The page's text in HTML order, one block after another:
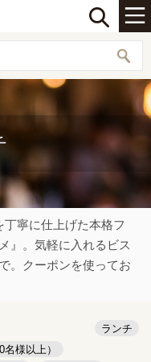
寧に仕上げた本格フ
』。気軽に入れるビス
。クーポンを使ってお
ランチ
名様以上）